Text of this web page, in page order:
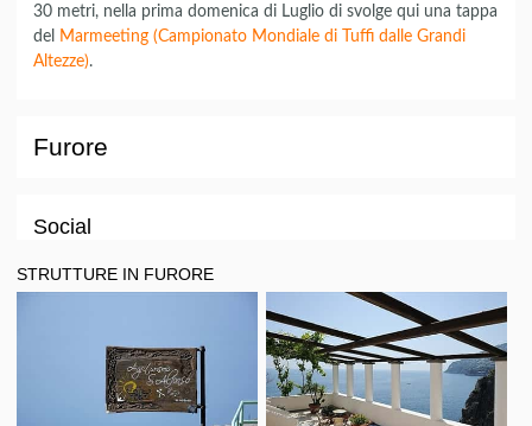
30 metri, nella prima domenica di Luglio di svolge qui una tappa
del
Marmeeting (Campionato Mondiale di Tuffi dalle Grandi
Altezze).
Furore
Social
STRUTTURE IN FURORE